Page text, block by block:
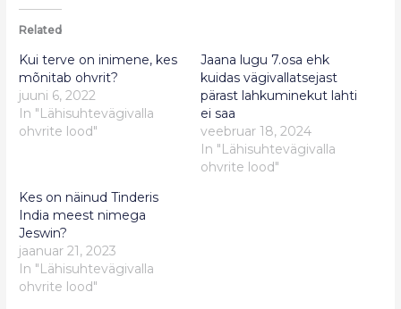
Related
Kui terve on inimene, kes
mõnitab ohvrit?
juuni 6, 2022
In "Lähisuhtevägivalla
ohvrite lood"
Jaana lugu 7.osa ehk
kuidas vägivallatsejast
pärast lahkuminekut lahti
ei saa
veebruar 18, 2024
In "Lähisuhtevägivalla
ohvrite lood"
Kes on näinud Tinderis
India meest nimega
Jeswin?
jaanuar 21, 2023
In "Lähisuhtevägivalla
ohvrite lood"